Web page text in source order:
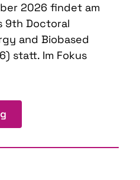
2026 findet am
9th Doctoral
and Biobased
statt. Im Fokus